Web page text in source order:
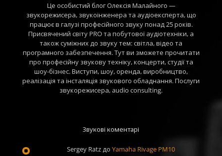
Це особистий блог Олексія Малайного —
звукорежисера, звукоінженера та аудіоексперта, що
працює в галузі професійного звуку понад 25 років.
Присвячений світу PRO та побутової аудіотехніки, а
також суміжних до звуку тем: світла, відео та
програмного забезпечення. Тут ви зможете прочитати
про професійну звукову техніку, концерти, студії та
шоу-бізнес. Виступи, шоу, оренда, виробництво,
реалізація та інсталяція звукового обладнання. Послуги
звукорежисера, audio consulting.
Звукові коментарі
Sergey Ratz до Yamaha Rivage PM10